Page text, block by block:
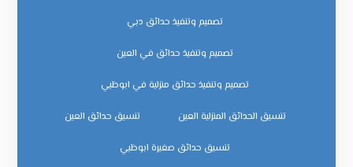
تصميم وتنفيذ حدائق دبي
تصميم وتنفيذ حدائق في العين
تصميم وتنفيذ حدائق منزلية في ابوظبي
تنسيق الحدائق المنزلية العين تنسيق حدائق العين
تنسيق حدائق صغيرة ابوظبي